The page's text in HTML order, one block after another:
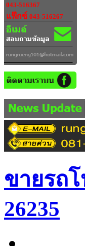
043-516367
แฟ๊กซ์ 043-516267
LIMITED
ขายรถ
26235